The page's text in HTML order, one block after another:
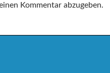
Kommentar abzugeben.